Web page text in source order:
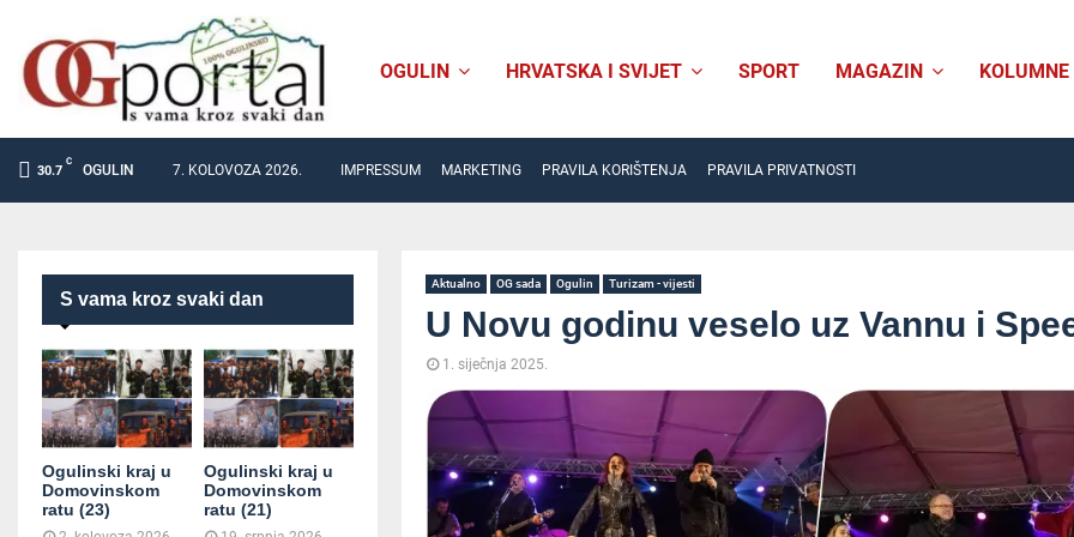
OGULIN HRVATSKA I SVIJET SPORT MAGAZIN KOLUMNE
30.7
C
OGULIN 7. KOLOVOZA 2026. IMPRESSUM MARKETING PRAVILA KORIŠTENJA PRAVILA PRIVATNOSTI
Aktualno OG sada Ogulin Turizam - vijesti
U Novu godinu veselo uz Vannu i
1. siječnja 2025.
S vama kroz svaki dan
Ogulinski kraj u
Domovinskom
ratu (23)
Ogulinski kraj u
Domovinskom
ratu (21)